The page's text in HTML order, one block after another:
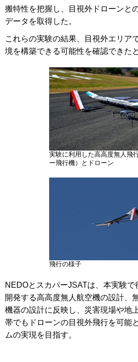
搬特性を把握し、目視外ドローンと
データを取得した。
これらの実験の結果、目視外エリア
境を構築できる可能性を確認できた
実験に利用した高高度無人飛
ー飛行機）とドローン
飛行の様子
NEDOとスカパーJSATは、本実験で
開発する高高度無人航空機の設計、
機器の設計に反映し、災害現場や地
帯でもドローンの目視外飛行を可能
ムの実現を目指す。